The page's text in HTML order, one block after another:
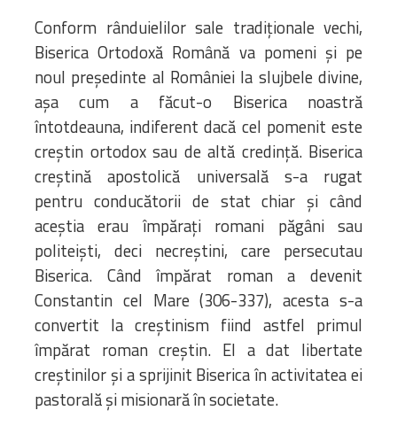
Conform rânduielilor sale tradiţionale vechi,
Biserica Ortodoxă Română va pomeni şi pe
noul preşedinte al României la slujbele divine,
aşa cum a făcut-o Biserica noastră
întotdeauna, indiferent dacă cel pomenit este
creştin ortodox sau de altă credinţă. Biserica
creştină apostolică universală s-a rugat
pentru conducătorii de stat chiar şi când
aceştia erau împăraţi romani păgâni sau
politeişti, deci necreştini, care persecutau
Biserica. Când împărat roman a devenit
Constantin cel Mare (306-337), acesta s-a
convertit la creştinism fiind astfel primul
împărat roman creştin. El a dat libertate
creştinilor şi a sprijinit Biserica în activitatea ei
pastorală şi misionară în societate.